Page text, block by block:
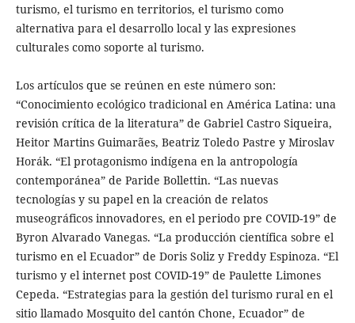
turismo, el turismo en territorios, el turismo como
alternativa para el desarrollo local y las expresiones
culturales como soporte al turismo.
Los artículos que se reúnen en este número son:
“Conocimiento ecológico tradicional en América Latina: una
revisión crítica de la literatura” de Gabriel Castro Siqueira,
Heitor Martins Guimarães, Beatriz Toledo Pastre y Miroslav
Horák. “El protagonismo indígena en la antropología
contemporánea” de Paride Bollettin. “Las nuevas
tecnologías y su papel en la creación de relatos
museográficos innovadores, en el periodo pre COVID-19” de
Byron Alvarado Vanegas. “La producción científica sobre el
turismo en el Ecuador” de Doris Soliz y Freddy Espinoza. “El
turismo y el internet post COVID-19” de Paulette Limones
Cepeda. “Estrategias para la gestión del turismo rural en el
sitio llamado Mosquito del cantón Chone, Ecuador” de